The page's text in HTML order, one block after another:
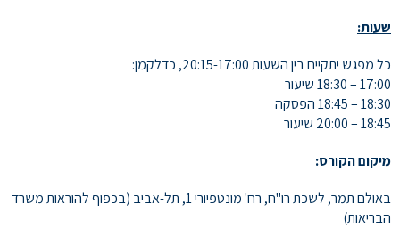
שעות:
כל מפגש יתקיים בין השעות 20:15-17:00, כדלקמן:
17:00 – 18:30 שיעור
18:30 – 18:45 הפסקה
18:45 – 20:00 שיעור
מיקום הקורס:
באולם תמר, לשכת רו"ח, רח' מונטפיורי 1, תל-אביב (בכפוף להוראות משרד
הבריאות)